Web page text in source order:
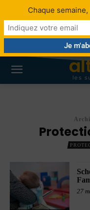
les
27
Chaque